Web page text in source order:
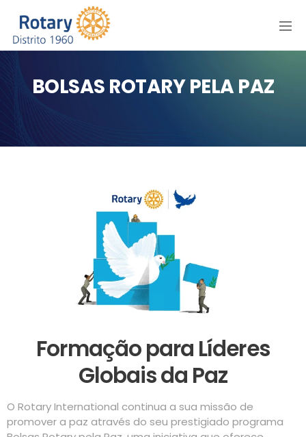
Menu
BOLSAS ROTARY PELA PAZ
Formação para Líderes
Globais da Paz
O Rotary International continua a sua missão de
promover a paz através do seu prestigiado programa